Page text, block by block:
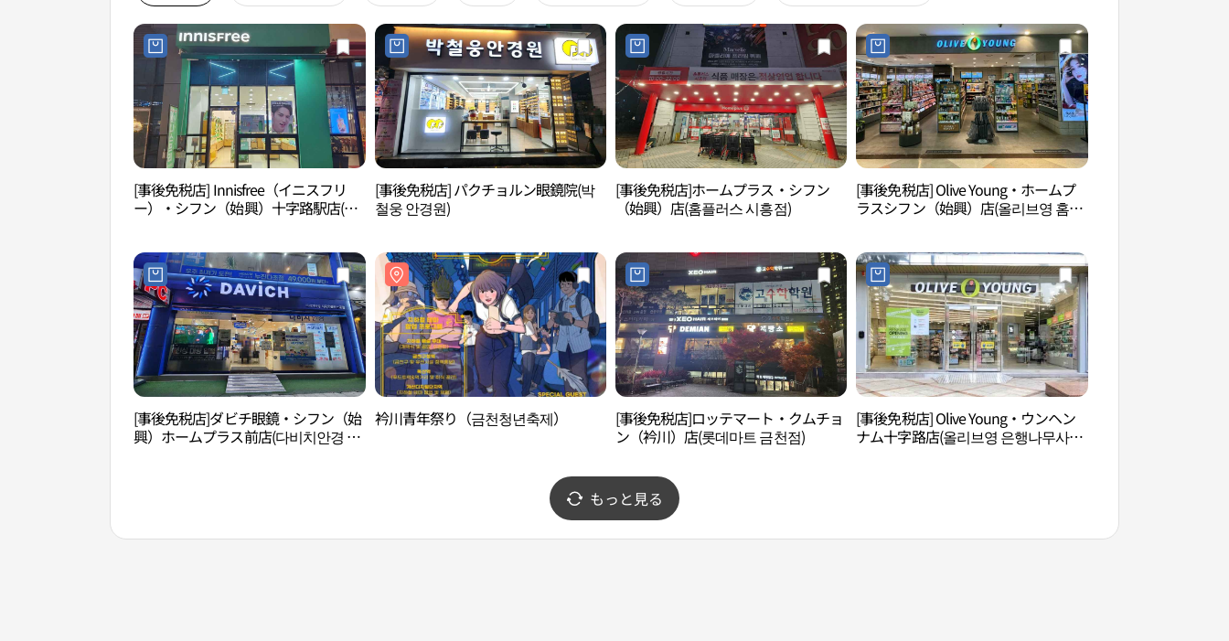
[事後免税店] Innisfree（イニスフリ
ー）・シフン（始興）十字路駅店(이
[事後免税店] パクチョルン眼鏡院(박
철웅 안경원)
[事後免税店]ホームプラス・シフン
（始興）店(홈플러스 시흥점)
[事後免税店] Olive Young・ホームプ
ラスシフン（始興）店(올리브영 홈플
[事後免税店]ダビチ眼鏡・シフン（始
興）ホームプラス前店(다비치안경 시
衿川青年祭り（금천청년축제）
[事後免税店]ロッテマート・クムチョ
ン（衿川）店(롯데마트 금천점)
[事後免税店] Olive Young・ウンヘン
ナム十字路店(올리브영 은행나무사거
もっと見る